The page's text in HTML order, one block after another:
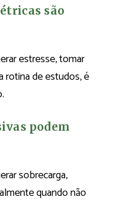
são
estresse, tomar
rotina de estudos, é
podem
sobrecarga,
quando não